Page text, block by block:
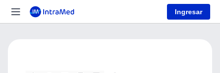
Ingresar